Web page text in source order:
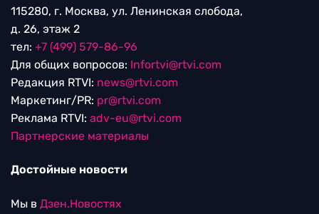
115280, г. Москва, ул. Ленинская слобода,
д. 26, этаж 2
тел: +7 (499) 579-86-96
Для общих вопросов: Infortvi@rtvi.com
Редакция RTVI: news@rtvi.com
Маркетинг/PR: pr@rtvi.com
Реклама RTVI: adv-eu@rtvi.com
Партнерские материалы
Достойные новости
Мы в Дзен.Новостях